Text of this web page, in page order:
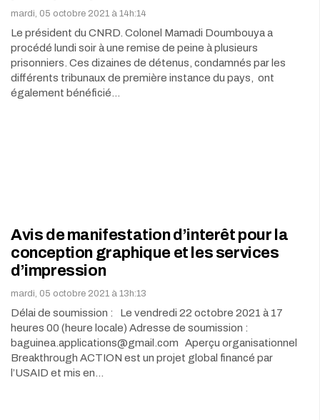
mardi, 05 octobre 2021 à 14h:14
Le président du CNRD. Colonel Mamadi Doumbouya a
procédé lundi soir à une remise de peine à plusieurs
prisonniers. Ces dizaines de détenus, condamnés par les
différents tribunaux de première instance du pays, ont
également bénéficié…
Avis de manifestation d’interêt pour la
conception graphique et les services
d’impression
mardi, 05 octobre 2021 à 13h:13
Délai de soumission : Le vendredi 22 octobre 2021 à 17
heures 00 (heure locale) Adresse de soumission :
baguinea.applications@gmail.com Aperçu organisationnel
Breakthrough ACTION est un projet global financé par
l’USAID et mis en…